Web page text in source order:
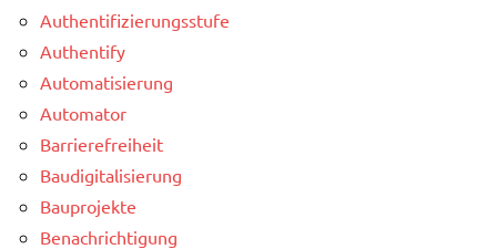
Authentifizierungsstufe
Authentify
Automatisierung
Automator
Barrierefreiheit
Baudigitalisierung
Bauprojekte
Benachrichtigung